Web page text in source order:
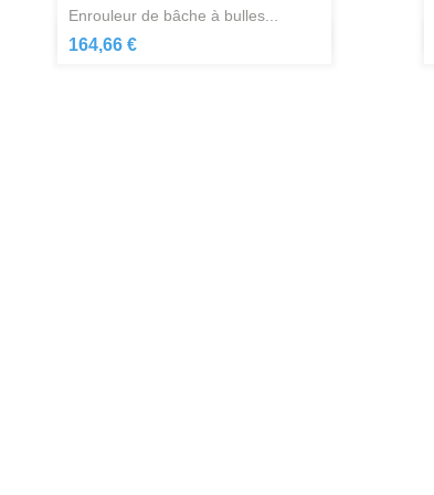
enrouleur de bâche à bulles...
164,66 €
